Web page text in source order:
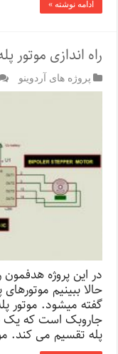
ادامه نوشته »
راه اندازی موتور
پروژه های آردوینو
در این پروژه هدفمون
حالا ببینیم
گفته میشود. موتور
پله تقسیم می کند.